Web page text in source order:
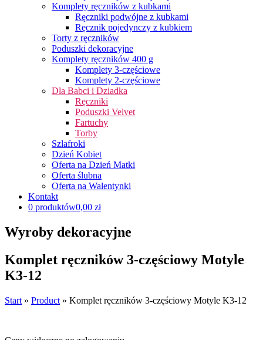
Komplety ręczników z kubkami
Ręczniki podwójne z kubkami
Ręcznik pojedynczy z kubkiem
Torty z ręczników
Poduszki dekoracyjne
Komplety ręczników 400 g
Komplety 3-częściowe
Komplety 2-częściowe
Dla Babci i Dziadka
Ręczniki
Poduszki Velvet
Fartuchy
Torby
Szlafroki
Dzień Kobiet
Oferta na Dzień Matki
Oferta ślubna
Oferta na Walentynki
Kontakt
0 produktów0,00 zł
Wyroby dekoracyjne
Komplet ręczników 3-częściowy Motyle
K3-12
Start » Product » Komplet ręczników 3-częściowy Motyle K3-12